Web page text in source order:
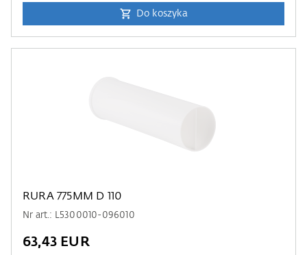
Do koszyka
RURA 775MM D 110
Nr art.: L5300010-096010
63,43 EUR